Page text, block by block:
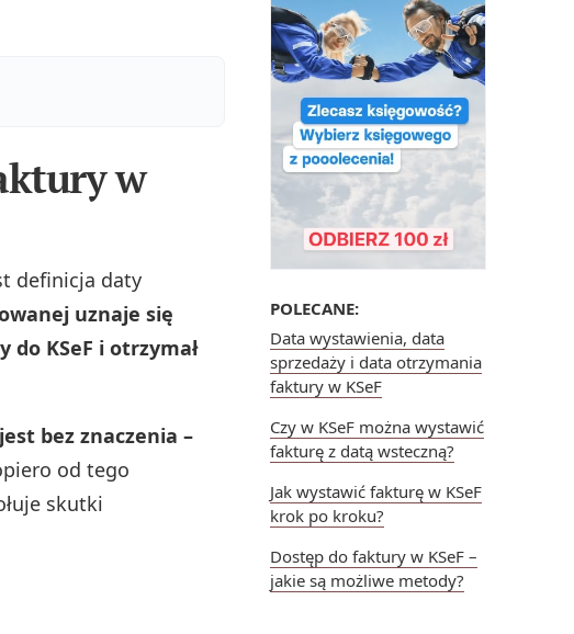
POLECANE:
Data wystawienia, data
sprzedaży i data otrzymania
faktury w KSeF
Czy w KSeF można wystawić
fakturę z datą wsteczną?
Jak wystawić fakturę w KSeF
krok po kroku?
Dostęp do faktury w KSeF –
jakie są możliwe metody?
w
definicja daty
uznaje się
KSeF i otrzymał
bez znaczenia –
od tego
skutki